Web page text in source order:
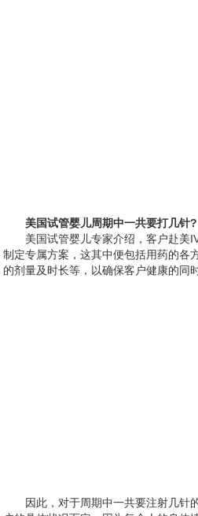
美国试管婴儿周期中一共要打几针?
美国试管婴儿专家介绍，客户赴美
制定专属方案，这其中便包括用药的各
的剂量及时长等，以确保客户健康的同
因此，对于周期中一共要注射几针